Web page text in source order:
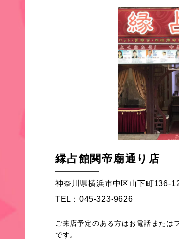
縁占館関帝廟通り店
神奈川県横浜市中区山下町136-
TEL：045-323-9626
ご来店予定のある方はお電話または
です。